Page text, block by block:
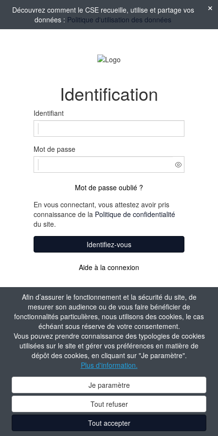
Afin d’assurer le fonctionnement et la sécurité du site, de
mesurer son audience ou de vous faire bénéficier de
fonctionnalités particulières, nous utilisons des cookies, le cas
échéant sous réserve de votre consentement.
Vous pouvez prendre connaissance des typologies de cookies
utilisées sur le site et gérer vos préférences en matière de
dépôt des cookies, en cliquant sur "Je paramètre".
Plus d'information.
Je paramètre
Tout refuser
Tout accepter
Découvrez comment le CSE recueille, utilise et partage vos
données : Politique d'utilisation des données
Identification
Identifiant
Mot de passe
Mot de passe oublié ?
En vous connectant, vous attestez avoir pris
connaissance de la Politique de confidentialité
du site.
Identifiez-vous
Aide à la connexion